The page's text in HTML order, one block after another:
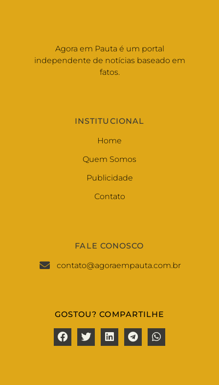
Agora em Pauta é um portal
independente de notícias baseado em
fatos.
INSTITUCIONAL
Home
Quem Somos
Publicidade
Contato
FALE CONOSCO
contato@agoraempauta.com.br
GOSTOU? COMPARTILHE